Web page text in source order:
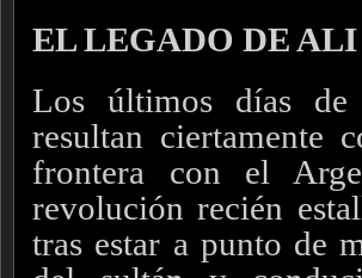
EL LEGADO DE
Los últimos días de
resultan ciertamente
frontera con el
revolución recién
tras estar a punto de